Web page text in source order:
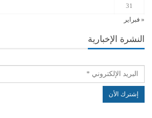
31
« فبراير
النشرة الإخبارية